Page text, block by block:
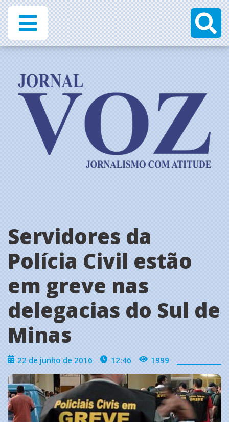
Servidores da
Polícia Civil estão
em greve nas
delegacias do Sul de
Minas
22 de junho de 2016 12:46 1999